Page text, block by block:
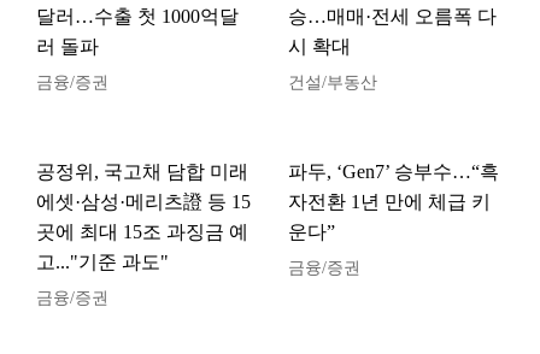
달러…수출 첫 1000억달
러 돌파
금융/증권
승…매매·전세 오름폭 다
시 확대
건설/부동산
공정위, 국고채 담합 미래
에셋·삼성·메리츠證 등 15
곳에 최대 15조 과징금 예
고..."기준 과도"
금융/증권
파두, ‘Gen7’ 승부수…“흑
자전환 1년 만에 체급 키
운다”
금융/증권